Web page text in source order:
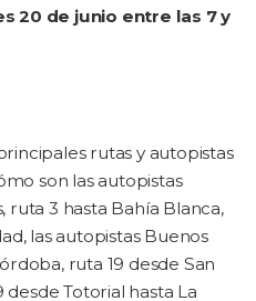
20 de junio entre las 7 y
rutas y autopistas
son las autopistas
ruta 3 hasta Bahía Blanca,
las autopistas Buenos
ruta 19 desde San
Totorial hasta La